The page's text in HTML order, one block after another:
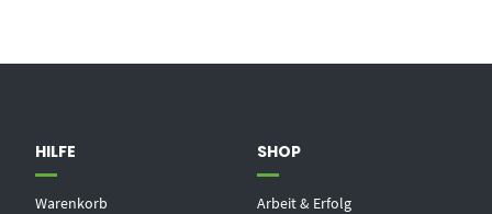
HILFE
Warenkorb
SHOP
Arbeit & Erfolg